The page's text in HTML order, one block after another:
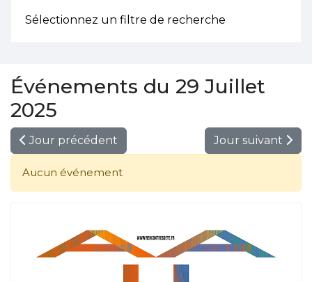
Sélectionnez un filtre de recherche
Événements du 29 Juillet
2025
Jour précédent Jour suivant
Aucun événement